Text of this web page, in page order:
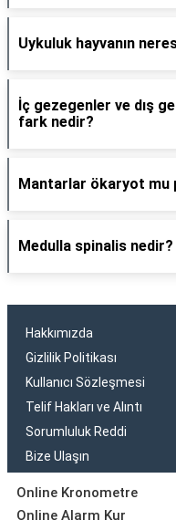
Uykuluk hayvanın
İç gezegenler ve dış
fark nedir?
Mantarlar ökaryot mu
Medulla spinalis nedir?
Hakkımızda
Gizlilik Politikası
Kullanıcı Sözleşmesi
Telif Hakları ve Alıntı
Sorumluluk Reddi
Bize Ulaşın
Online Kronometre
Online Alarm Kur